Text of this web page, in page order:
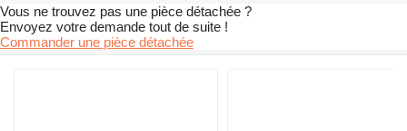
Vous ne trouvez pas une pièce détachée ?
Envoyez votre demande tout de suite !
Commander une pièce détachée